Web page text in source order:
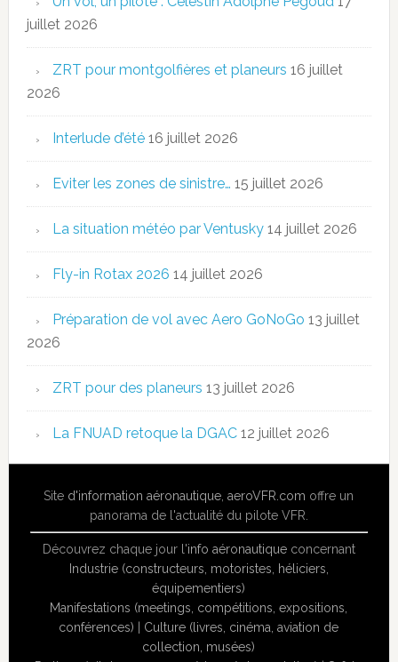
juillet 2026
ZRT pour montgolfières et planeurs 16 juillet
2026
Interlude d’été 16 juillet 2026
Eviter les zones de sinistre… 15 juillet 2026
La situation météo par Ventusky 14 juillet 2026
Fly-in Rotax 2026 14 juillet 2026
Préparation de vol avec Aero GoNoGo 13 juillet
2026
ZRT pour des planeurs 13 juillet 2026
La FNUAD retoque la DGAC 12 juillet 2026
Site d'information aéronautique ,aeroVFR.com offre un
panorama de l'actualité du pilote VFR.
Découvrez chaque jour l'info aéronautiqueconcernant
Industrie (constructeurs, motoristes, héliciers,
équipementiers)
Manifestations (meetings, compétitions, expositions,
conférences)
Culture (livres, cinéma, aviation de
collection, musées)